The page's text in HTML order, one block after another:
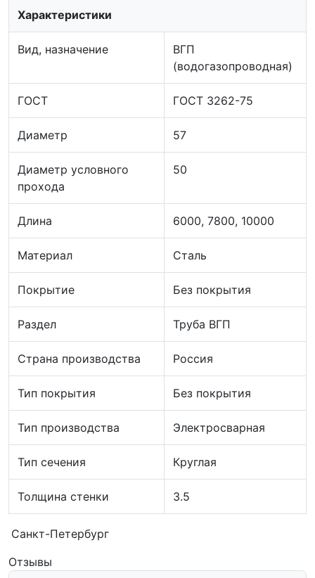
Характеристики
Вид, назначение
ВГП
(водогазопроводная)
ГОСТ ГОСТ 3262-75
Диаметр 57
Диаметр условного
прохода
50
Длина 6000, 7800, 10000
Материал Сталь
Покрытие Без покрытия
Раздел Труба ВГП
Страна производства Россия
Тип покрытия Без покрытия
Тип производства Электросварная
Тип сечения Круглая
Толщина стенки 3.5
Санкт-Петербург
Отзывы